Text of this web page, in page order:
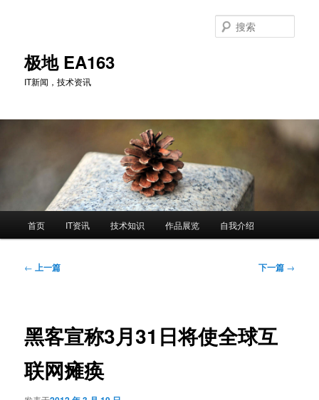
极地 EA163
IT新闻，技术资讯
索
首页 IT资讯 技术知识 作品展览 自我介绍
文
← 上一篇 下一篇 →
黑客宣称3月31日将使全球互
联网瘫痪